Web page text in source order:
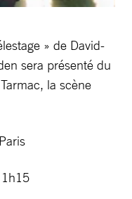
» de David-
sera présenté du
la scène